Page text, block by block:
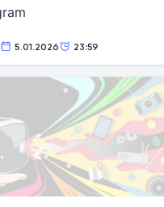
5.01.2026 23:59